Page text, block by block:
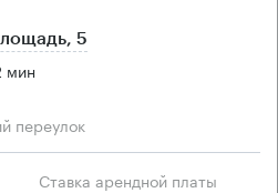
5
мин
переулок
Ставка арендной платы